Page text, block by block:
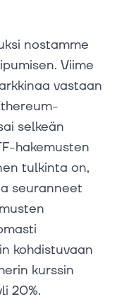
nostamme
Viime
vastaan
selkeän
hakemusten
tulkinta on,
seuranneet
kohdistuvaan
kurssin
20%.